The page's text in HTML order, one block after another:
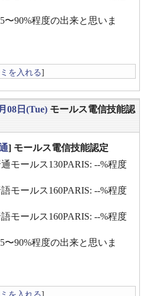
〜90%程度の出来と思いま
を入れる]
08日(Tue) モールス電信技能認
] モールス電信技能認定
モールス130PARIS: --%程度
モールス160PARIS: --%程度
モールス160PARIS: --%程度
〜90%程度の出来と思いま